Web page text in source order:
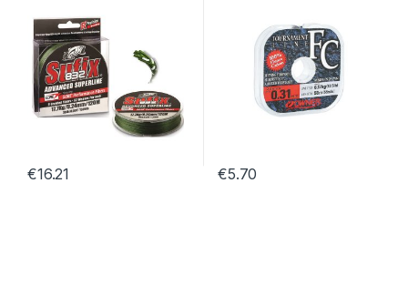
€16.21 €5.70